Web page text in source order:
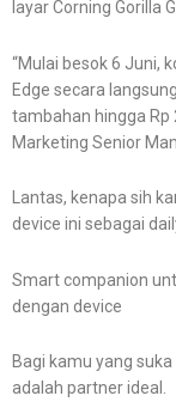
layar Corning Gorilla
“Mulai besok 6 Juni,
Edge secara
tambahan hingga Rp
Marketing Senior
Lantas, kenapa sih
device ini sebagai
Smart companion
dengan device
Bagi kamu yang
adalah partner ideal.